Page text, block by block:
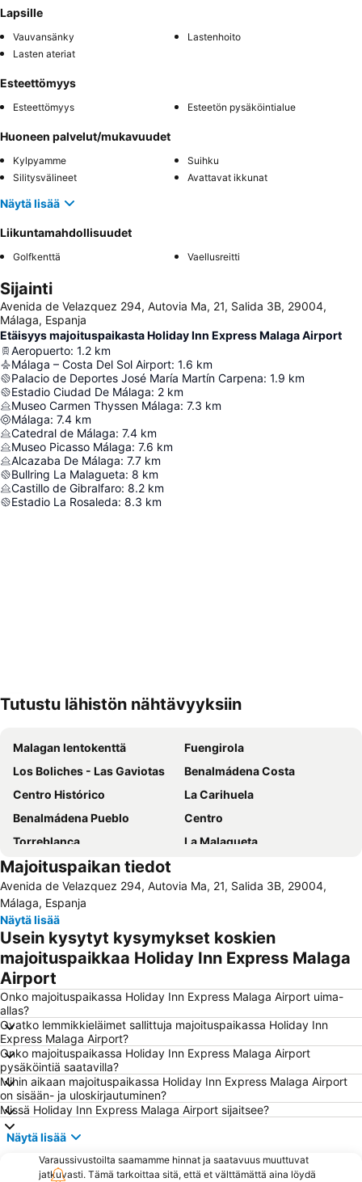
Lapsille
Vauvansänky
Lastenhoito
Lasten ateriat
Esteettömyys
Esteettömyys Esteetön pysäköintialue
Huoneen palvelut/mukavuudet
Kylpyamme
Suihku
Silitysvälineet
Avattavat ikkunat
Näytä lisää
Liikuntamahdollisuudet
Golfkenttä Vaellusreitti
Sijainti
Avenida de Velazquez 294, Autovia Ma, 21, Salida 3B, 29004,
Málaga, Espanja
Etäisyys majoituspaikasta Holiday Inn Express Malaga Airport
Aeropuerto: 1.2 km
Málaga – Costa Del Sol Airport: 1.6 km
Palacio de Deportes José María Martín Carpena: 1.9 km
Estadio Ciudad De Málaga: 2 km
Museo Carmen Thyssen Málaga: 7.3 km
Málaga: 7.4 km
Catedral de Málaga: 7.4 km
Museo Picasso Málaga: 7.6 km
Alcazaba De Málaga: 7.7 km
Bullring La Malagueta: 8 km
Castillo de Gibralfaro: 8.2 km
Estadio La Rosaleda: 8.3 km
Tutustu lähistön nähtävyyksiin
Malagan lentokenttä
Fuengirola
Los Boliches - Las Gaviotas
Benalmádena Costa
Centro Histórico
La Carihuela
Benalmádena Pueblo
Centro
Torreblanca
La Malagueta
Nueva Andalucía
Playa de la Malagueta
De Calahonda
Paseo Marítimo Rey de España
Carvajal
La Nogalera
Arroyo de la Miel Train Station
Arroyo de la Miel
Torremuelle
Vialia Estación María Zambrano
La Cala Resort
Centro Comercial Málaga Plaza
Alcazaba
Sea Life Benalmadena
Lauro Golf
Montemar
Paseo Maritimo La Carihuela
Torrequebrada
Centro Comercial Puerto Marina Shopping
El Palo
Marina de Puerto Banus
Barrio Arroyo de la Miel
La Fonda
Majoituspaikan tiedot
Avenida de Velazquez 294, Autovia Ma, 21, Salida 3B, 29004,
Málaga, Espanja
Näytä lisää
Usein kysytyt kysymykset koskien
majoituspaikkaa Holiday Inn Express Malaga
Airport
Onko majoituspaikassa Holiday Inn Express Malaga Airport uima-
allas?
Ovatko lemmikkieläimet sallittuja majoituspaikassa Holiday Inn
Express Malaga Airport?
Onko majoituspaikassa Holiday Inn Express Malaga Airport
pysäköintiä saatavilla?
Mihin aikaan majoituspaikassa Holiday Inn Express Malaga Airport
on sisään- ja uloskirjautuminen?
Missä Holiday Inn Express Malaga Airport sijaitsee?
Näytä lisää
Varaussivustoilta saamamme hinnat ja saatavuus muuttuvat
jatkuvasti. Tämä tarkoittaa sitä, että et välttämättä aina löydä